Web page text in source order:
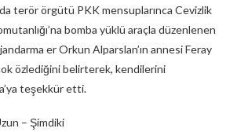
terör örgütü PKK mensuplarınca Cevizlik
bomba yüklü araçla düzenlenen
er Orkun Alparslan’ın annesi Feray
özlediğini belirterek, kendilerini
teşekkür etti.
– Şimdiki